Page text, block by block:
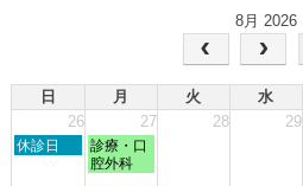
8月 2026
日 月 火 水
26
27 28 29
日
休診日
月
曜
診療・口
腔外科